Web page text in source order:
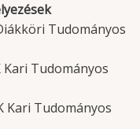
Tudományos
Kari Tudományos
Kari Tudományos